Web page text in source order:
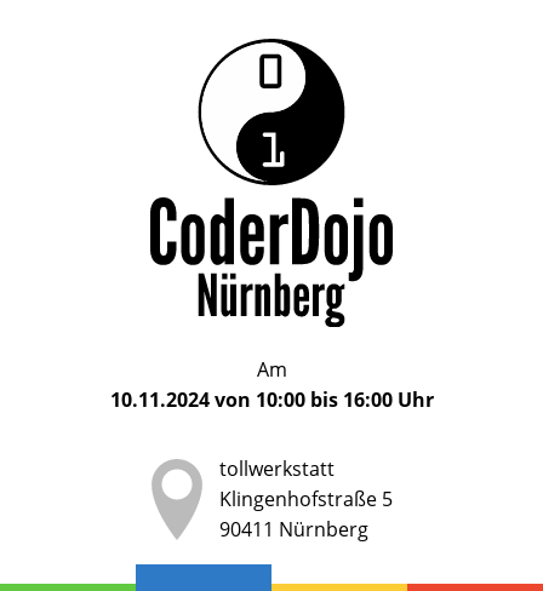
CoderDojo
Nürnberg
Das
CoderDojo
Nürnberg
ein
Club
für
Kinder
und
Jugendliche
Alter
bis
17
Jahren,
Am
10.11.2024von 10:00bis 16:00Uhr
tollwerkstatt
Klingenhofstraße 5
90411 Nürnberg